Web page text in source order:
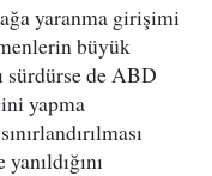
yaranma girişimi
büyük
sürdürse de ABD
yapma